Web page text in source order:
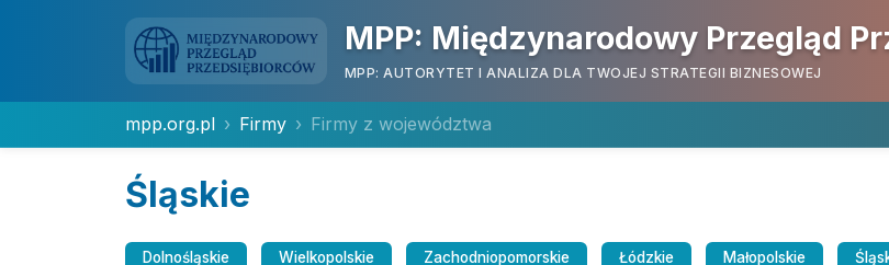
MPP: Międzynarodowy Przegląd
MPP: AUTORYTET I ANALIZA DLA TWOJEJ STRATEGII BIZNESOWEJ
mpp.org.pl Firmy Firmy z województwa
Śląskie
Dolnośląskie Wielkopolskie Zachodniopomorskie Łódzkie Małopolskie